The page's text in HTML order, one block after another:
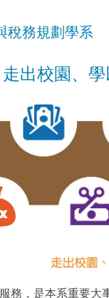
稅務規劃學系
出校園、學
務，是本系重要大